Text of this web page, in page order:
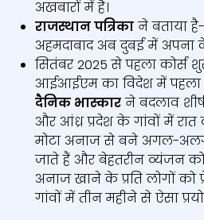
अखबारों में है।
राजस्‍थान पत्रिकाने बताया
अहमदाबाद अब दुबई में अपना
सितंबर 2025 से पहला कोर्स
आईआईएम का विदेश में पहला
दैनिक भास्‍कारने बदलाव
और आंध्र प्रदेश के गांवों में
मोटा अनाज से बने अगल-
जाते हैं और बेहतरीन व्‍यंजन को
अनाज खाने के प्रति लोगों को
गांवों में तीन महीने से ऐसा